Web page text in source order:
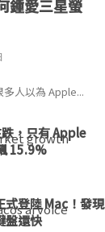
鍾愛三星螢
人以為 Apple...
，只有 Apple
15.9%
式登陸 Mac！發現
盤還快